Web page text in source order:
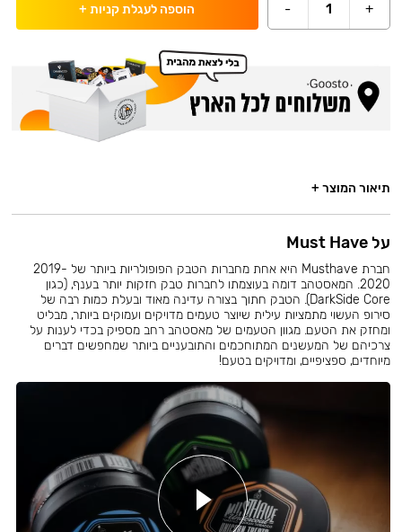
+
1
- הוספה לעגלת קניות +
תיאור המוצר +
על Must Have
חברת Musthave היא אחת מחברות הטבק הפופולריות ביותר של 2019-
2020. המאסטהב דומה בעוצמתו לחברות טבק חזקות יותר בענף, (כגון
DarkSide Core). הטבק חתוך בצורה עדינה מאוד ובעלת כמות רבה של
סירופ העשוי מתמציות עילית שיוצר טעמים מדויקים ועמוקים ביותר, מבליט
ומחזק את הטעם. מגוון הטעמים של מאסטהב רחב מספיק בכדי לענות על
צרכיהם של המעשנים המתוחכמים והתובעניים ביותר שמחפשים דברים
מיוחדים, ספציפיים, ומדויקים בטעם!